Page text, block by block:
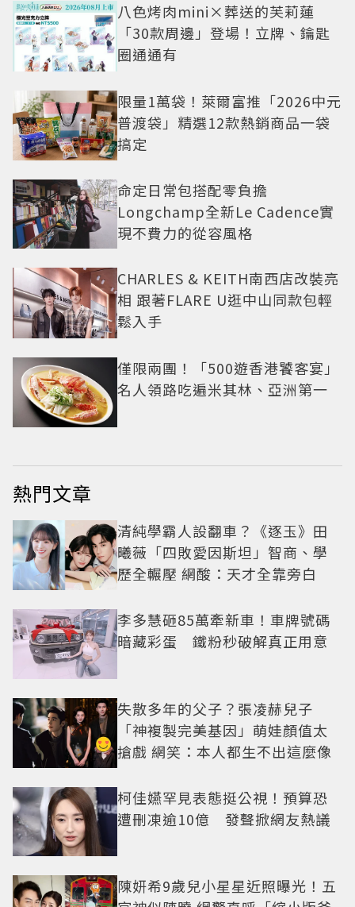
八色烤肉mini×葬送的芙莉蓮
「30款周邊」登場！立牌、鑰匙
圈通通有
限量1萬袋！萊爾富推「2026中元
普渡袋」精選12款熱銷商品一袋
搞定
命定日常包搭配零負擔
Longchamp全新Le Cadence實
現不費力的從容風格
CHARLES & KEITH南西店改裝亮
相 跟著FLARE U逛中山同款包輕
鬆入手
僅限兩團！「500遊香港饕客宴」
名人領路吃遍米其林、亞洲第一
熱門文章
清純學霸人設翻車？《逐玉》田
曦薇「四敗愛因斯坦」智商、學
歷全輾壓 網酸：天才全靠旁白
李多慧砸85萬牽新車！車牌號碼
暗藏彩蛋 鐵粉秒破解真正用意
失散多年的父子？張凌赫兒子
「神複製完美基因」萌娃顏值太
搶戲 網笑：本人都生不出這麼像
柯佳嬿罕見表態挺公視！預算恐
遭刪凍逾10億 發聲掀網友熱議
陳妍希9歲兒小星星近照曝光！五